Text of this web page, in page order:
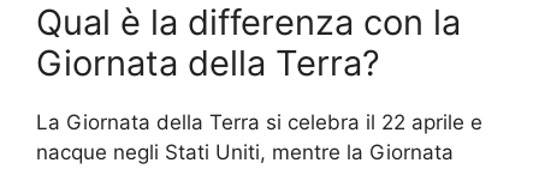
Qual è la differenza con la
Giornata della Terra?
La Giornata della Terra si celebra il 22 aprile e
nacque negli Stati Uniti, mentre la Giornata